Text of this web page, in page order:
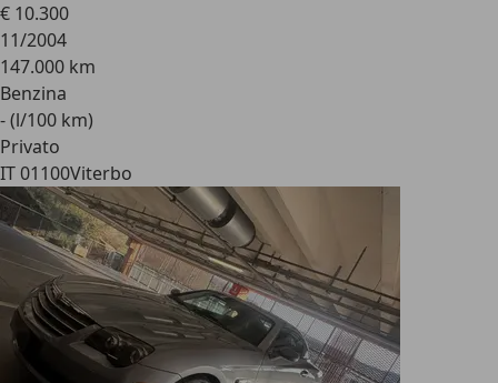
€ 10.300
11/2004
147.000 km
Benzina
- (l/100 km)
Privato
IT 01100Viterbo